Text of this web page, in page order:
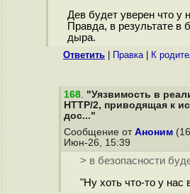
Дев будет уверен что у
Правда, в результате в
дыра.
Ответить Правка| К
168. "Уязвимость в
HTTP/2, приводящая к
дос..."
Сообщение от Аноним
Июн-26, 15:39
> в безопасности
"Ну хоть что-то у нас